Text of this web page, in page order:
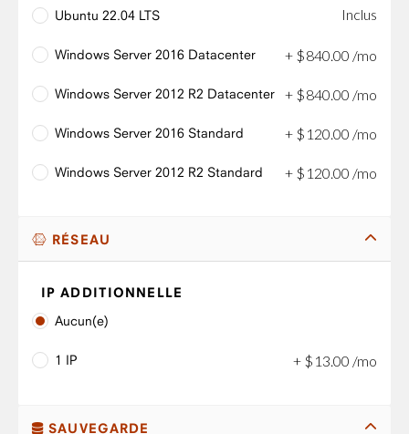
Ubuntu 22.04 LTS Inclus
Windows Server 2016 Datacenter + $840.00 /mo
Windows Server 2012 R2 Datacenter + $840 00 /mo
Windows Server 2016 Standard + $ 120 00 /mo
Windows Server 2012 R2 Standard + $ 120 00 /mo
RÉSEAU
IP ADDITIONNELLE
Aucun(e)
1 IP + $ 13 00 /mo
SAUVEGARDE